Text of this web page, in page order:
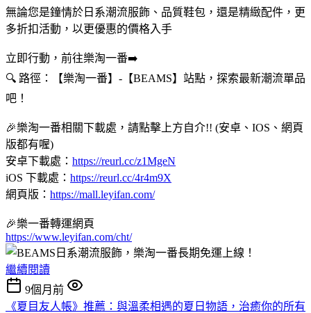
無論您是鐘情於日系潮流服飾、品質鞋包，還是精緻配件，更
多折扣活動，以更優惠的價格入手
立即行動，前往樂淘一番➡️
🔍 路徑：【樂淘一番】-【BEAMS】站點，探索最新潮流單品
吧！
🎉樂淘一番相關下載處，請點擊上方自介!! (安卓、IOS、網頁
版都有喔)
安卓下載處： https://reurl.cc/z1MgeN
iOS 下載處： https://reurl.cc/4r4m9X
網頁版： https://mall.leyifan.com/
🎉樂一番轉運網頁
https://www.leyifan.com/cht/
繼續閱讀
9個月前
《夏目友人帳》推薦：與溫柔相遇的夏日物語，治癒你的所有